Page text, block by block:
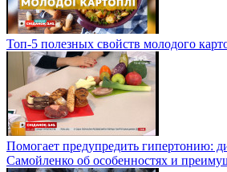
Топ-5 полезных свойств молодого
Помогает предупредить гипертонию:
Самойленко об особенностях и